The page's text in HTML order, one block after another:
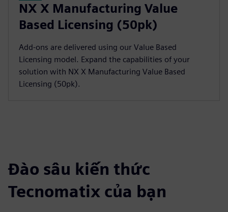
NX X Manufacturing Value
Based Licensing (50pk)
Add-ons are delivered using our Value Based
Licensing model. Expand the capabilities of your
solution with NX X Manufacturing Value Based
Licensing (50pk).
Đào sâu kiến thức
Tecnomatix của bạn